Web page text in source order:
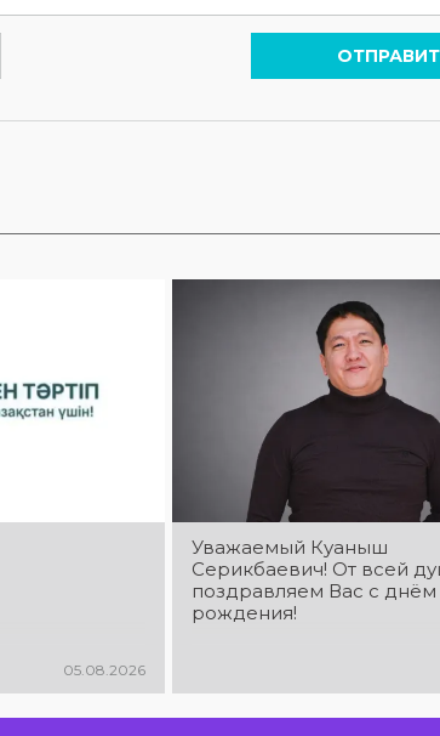
05.08.2026
Уважаемый Куаныш
Серикбаевич! От всей
поздравляем Вас с днём
рождения!